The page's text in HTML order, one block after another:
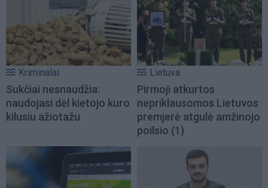
Kriminalai
Sukčiai nesnaudžia:
naudojasi dėl kietojo kuro
kilusiu ažiotažu
Lietuva
Pirmoji atkurtos
nepriklausomos Lietuvos
premjerė atgulė amžinojo
poilsio (1)